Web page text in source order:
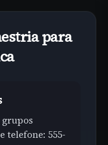
para
telefone: 555-